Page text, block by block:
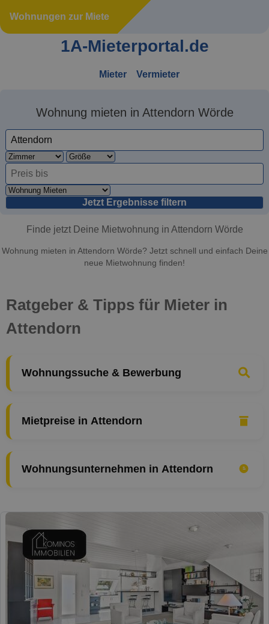
Wohnungen zur Miete
1A-Mieterportal.de
Mieter Vermieter
Wohnung mieten in Attendorn Wörde
Jetzt Ergebnisse filtern
Finde jetzt Deine Mietwohnung in Attendorn Wörde
Wohnung mieten in Attendorn Wörde? Jetzt schnell und einfach Deine
neue Mietwohnung finden!
Ratgeber & Tipps für Mieter in
Attendorn
Wohnungssuche & Bewerbung
Mietpreise in Attendorn
Wohnungsunternehmen in Attendorn